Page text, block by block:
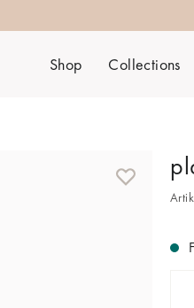
Shop Collections